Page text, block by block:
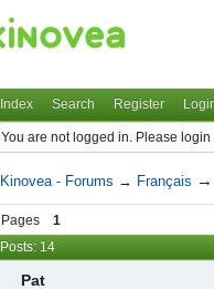
Index Search Register
You are not logged in. Please login
Kinovea - Forums → Français →
Pages 1
Posts: 14
Pat